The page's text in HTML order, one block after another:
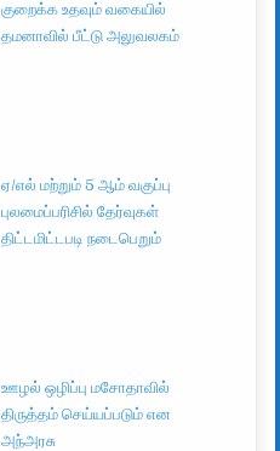
குறைக்க உதவும் வகையில்
தமனாவில் பீட்டு அலுவலகம்
ஏ/எல் மற்றும் 5 ஆம் வகுப்பு
புலமைப்பரிசில் தேர்வுகள்
திட்டமிட்டபடி நடைபெறும்
ஊழல் ஒழிப்பு மசோதாவில்
திருத்தம் செய்யப்படும் என
அந்அரசு